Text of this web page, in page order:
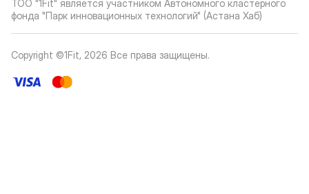
ТОО "1Fit" является участником Автономного кластерного
фонда "Парк инновационных технологий" (Астана Хаб)
Copyright ©1Fit, 2026 Все права защищены.